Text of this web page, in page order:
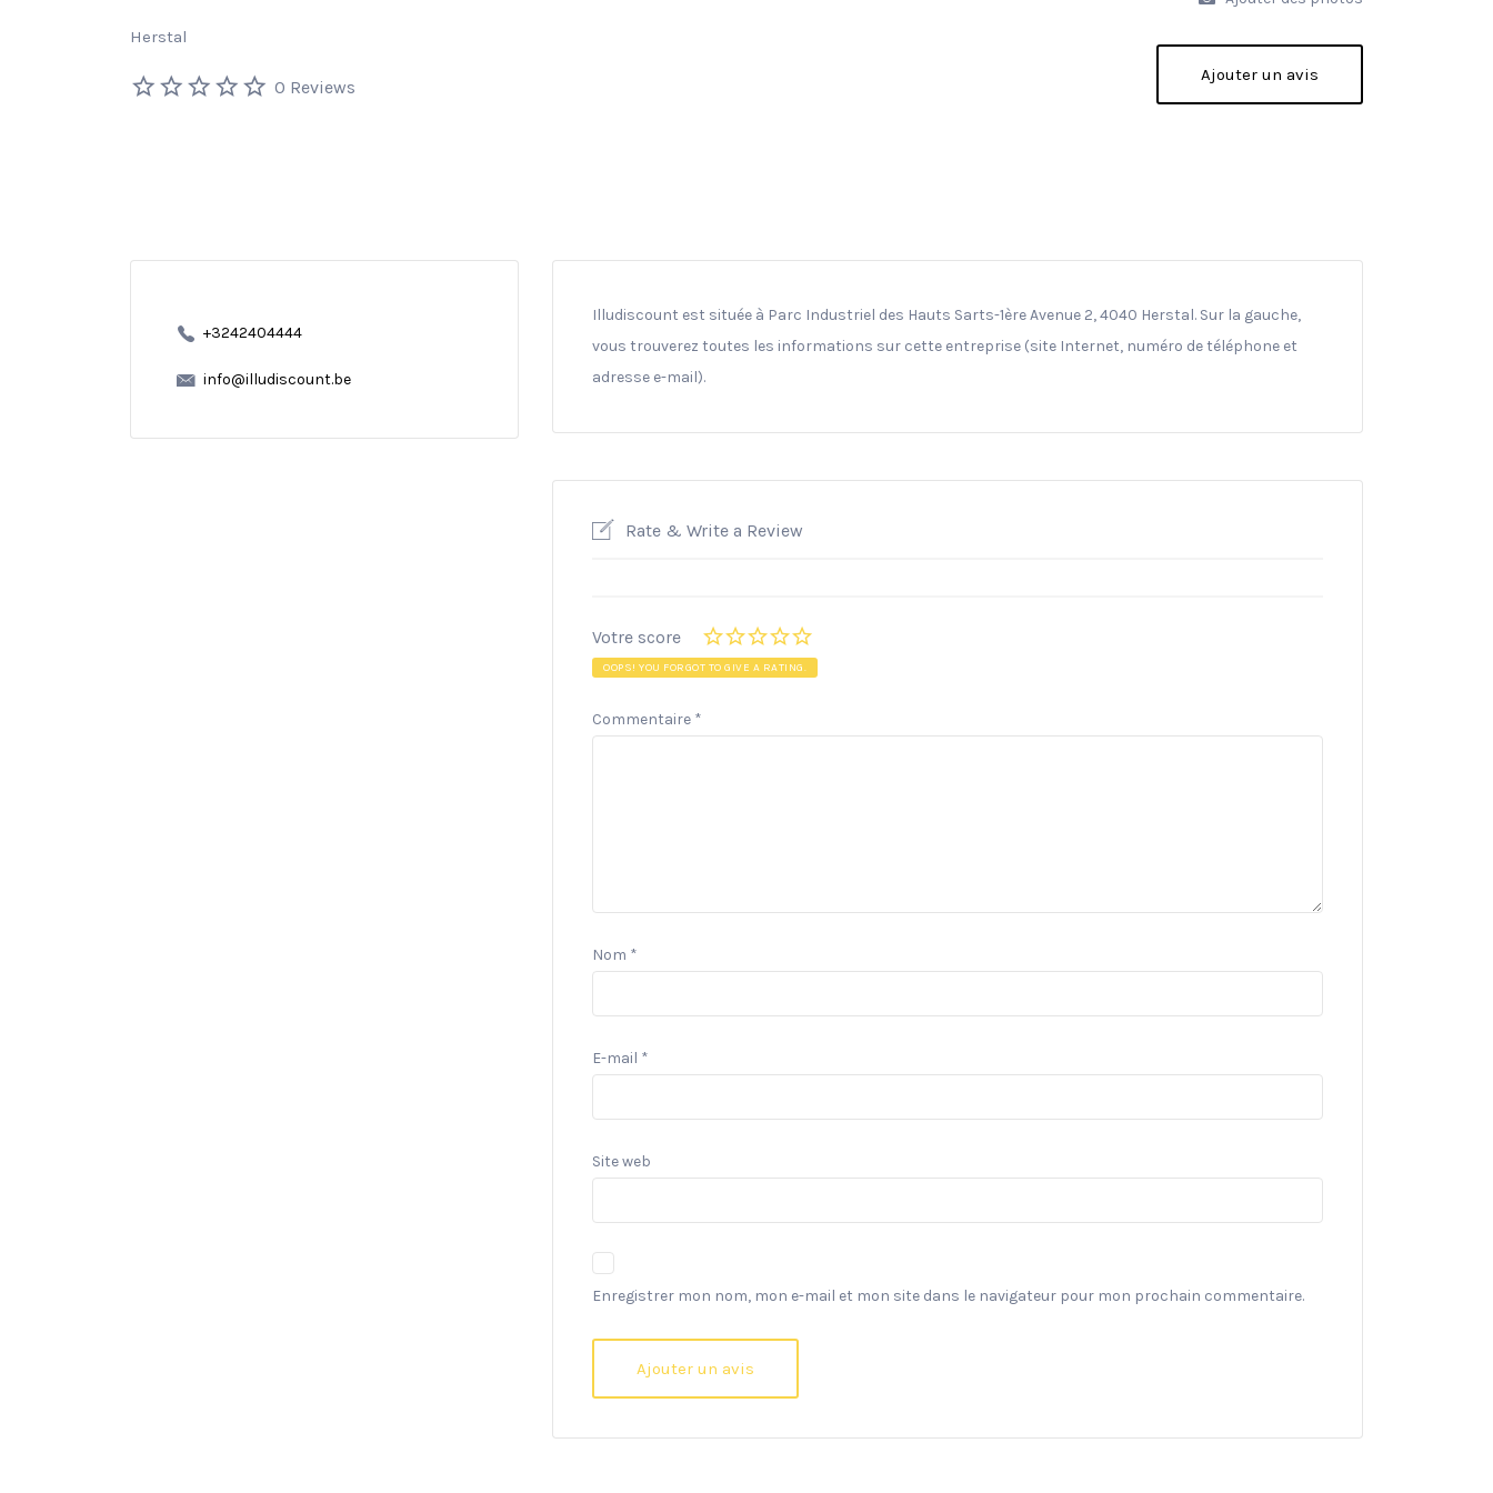
Herstal
0 Reviews
Ajouter un avis
+3242404444
info@illudiscount.be
Illudiscount est située à Parc Industriel des Hauts Sarts-1ère Avenue 2, 4040 Herstal. Sur la gauche,
vous trouverez toutes les informations sur cette entreprise (site Internet, numéro de téléphone et
adresse e-mail).
Rate & Write a Review
Votre score
OOPS! YOU FORGOT TO GIVE A RATING.
Commentaire *
Nom *
E-mail *
Site web
Enregistrer mon nom, mon e-mail et mon site dans le navigateur pour mon prochain commentaire.